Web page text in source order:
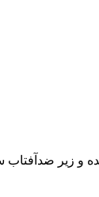
و زیر